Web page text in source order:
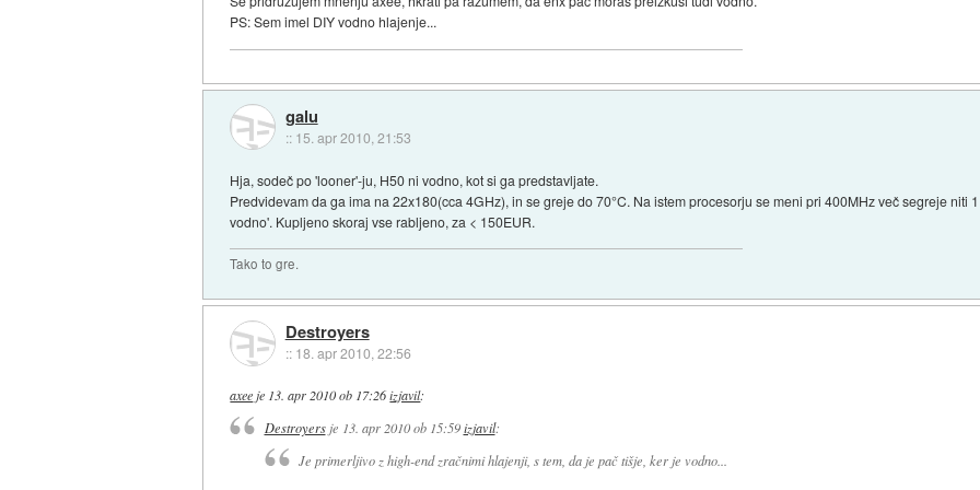
PS: Sem imel DIY vodno hlajenje...
galu
:: 15. apr 2010, 21:53
Hja, sodeč po 'looner'-ju, H50 ni vodno, kot si ga predstavljate.
Predvidevam da ga ima na 22x180(cca 4GHz), in se greje do 70°C. Na istem procesorju se meni pri 400MHz več segreje niti
vodno'. Kupljeno skoraj vse rabljeno, za < 150EUR.
Tako to gre.
Destroyers
:: 18. apr 2010, 22:56
axee je 13. apr 2010 ob 17:26 izjavil:
Destroyersje 13. apr 2010 ob 15:59 izjavil:
Je primerljivo z high-end zračnimi hlajenji, s tem, da je pač tišje, ker je vodno...